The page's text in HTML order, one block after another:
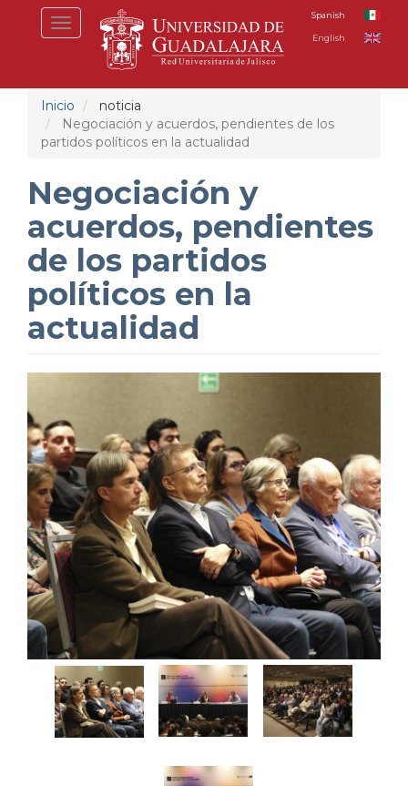
Toggle
navigation
Spanish
English
Inicio
noticia
Negociación y acuerdos, pendientes de los
partidos políticos en la actualidad
Negociación y
acuerdos, pendientes
de los partidos
políticos en la
actualidad